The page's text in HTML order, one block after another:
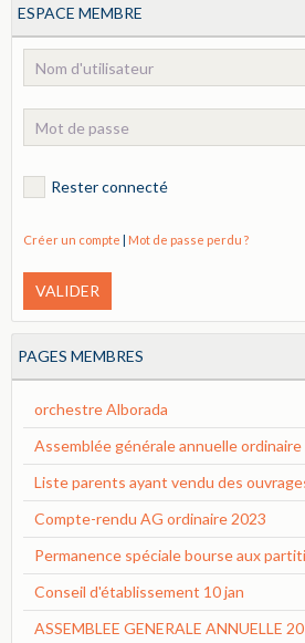
ESPACE MEMBRE
Rester connecté
Créer un compte Mot de passe perdu ?
VALIDER
PAGES MEMBRES
orchestre Alborada
Assemblée générale annuelle
Liste parents ayant vendu des
Compte-rendu AG ordinaire 2023
Permanence spéciale bourse aux
Conseil d'établissement 10 jan
ASSEMBLEE GENERALE ANNUELLE 20